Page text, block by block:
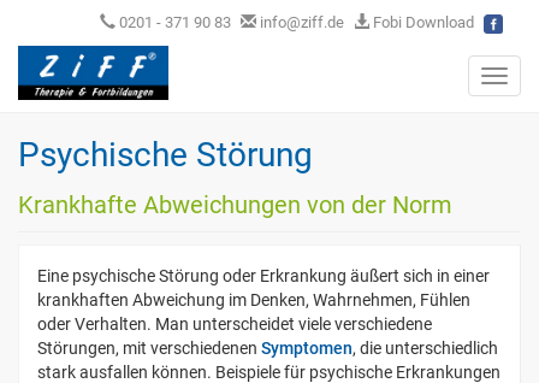
0201 - 371 90 83 info@ziff.de Fobi Download
Psychische Störung
Krankhafte Abweichungen von der Norm
Eine psychische Störung oder Erkrankung äußert sich in einer
krankhaften Abweichung im Denken, Wahrnehmen, Fühlen
oder Verhalten. Man unterscheidet viele verschiedene
Störungen, mit verschiedenen Symptomen, die unterschiedlich
stark ausfallen können. Beispiele für psychische Erkrankungen